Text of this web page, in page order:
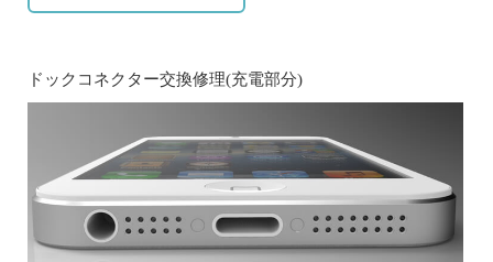
ドックコネクター交換修理(充電部分)